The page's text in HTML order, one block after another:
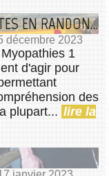
AFM - TÉLÉTHON : LES BOUGNETTES EN RANDONNÉE
décembre 2023
1
d'agir pour
des
plupart... lire la